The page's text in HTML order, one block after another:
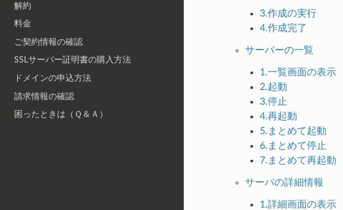
解約
料金
ご契約情報の確認
SSLサーバー証明書の購入方法
ドメインの申込方法
請求情報の確認
困ったときは（Ｑ＆Ａ）
3.作成の実行
4.作成完了
サーバーの一覧
1.一覧画面の表示
2.起動
3.停止
4.再起動
5.まとめて起動
6.まとめて停止
7.まとめて再起動
サーバの詳細情報
1.詳細画面の表示